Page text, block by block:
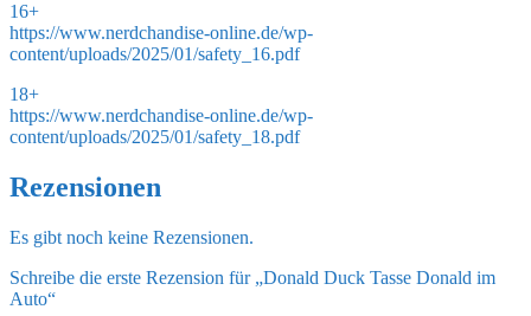
16+
https://www.nerdchandise-online.de/wp-
content/uploads/2025/01/safety_16.pdf
18+
https://www.nerdchandise-online.de/wp-
content/uploads/2025/01/safety_18.pdf
Rezensionen
Es gibt noch keine Rezensionen.
Schreibe die erste Rezension für „Donald Duck Tasse Donald im
Auto“